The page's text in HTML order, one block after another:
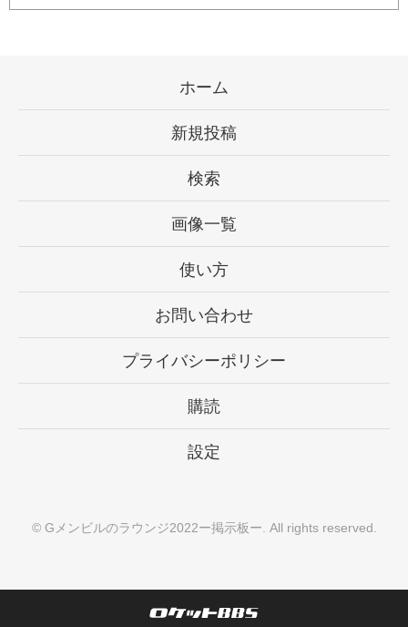
ホーム
新規投稿
検索
画像一覧
使い方
お問い合わせ
プライバシーポリシー
購読
設定
© Gメンビルのラウンジ2022ー掲示板ー . All rights reserved.